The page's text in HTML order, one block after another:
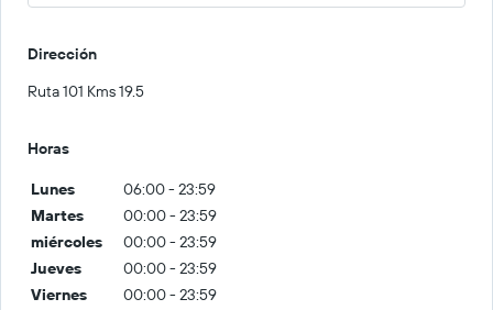
Dirección
Ruta 101 Kms 19.5
Horas
Lunes
06:00 - 23:59
Martes
00:00 - 23:59
miércoles
00:00 - 23:59
Jueves
00:00 - 23:59
Viernes
00:00 - 23:59